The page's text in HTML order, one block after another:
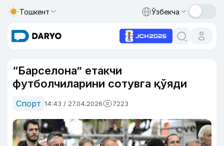
Тошкент Ўзбекча
“Барселона” етакчи
футболчиларини сотувга қўяди
Спорт 14:43 / 27.04.2026 7223